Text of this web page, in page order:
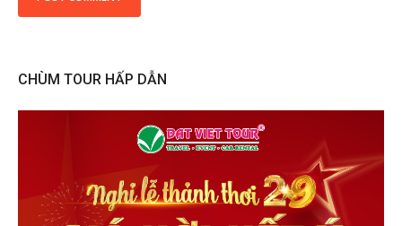
CHÙM TOUR HẤP DẪN